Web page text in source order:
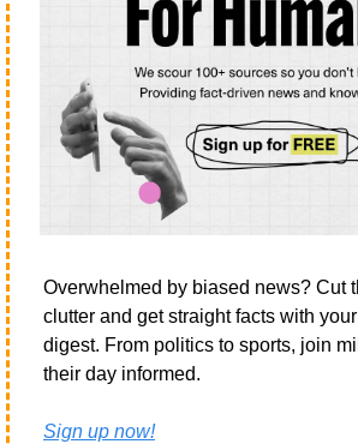
Overwhelmed by biased news? Cut
clutter and get straight facts with
digest. From politics to sports, join
their day informed.
Sign up now!